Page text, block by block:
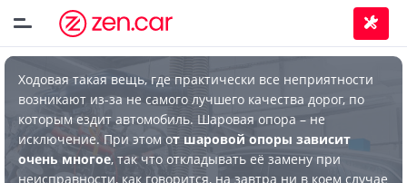
Ходовая такая вещь, где практически все неприятности
возникают из-за не самого лучшего качества дорог, по
которым ездит автомобиль. Шаровая опора – не
исключение. При этом от шаровой опоры зависит
очень многое, так что откладывать её замену при
неисправности, как говорится, на завтра ни в коем случае